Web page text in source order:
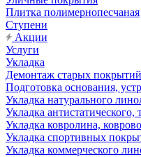
Плитка полимернопесчаная
Ступени
Акции
Услуги
Укладка
Демонтаж старых покрытий
Подготовка основания,
Укладка натурального
Укладка
Укладка ковролина,
Укладка спортивных
Укладка коммерческого